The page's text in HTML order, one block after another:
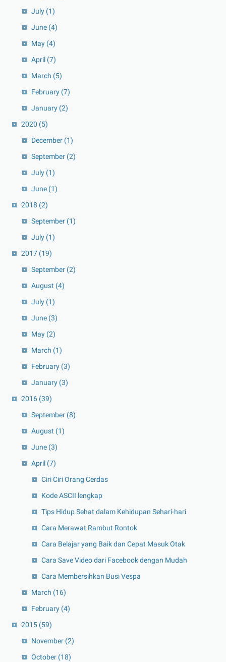
July (1)
June (4)
May (4)
April (7)
March (5)
February (7)
January (2)
2020 (5)
December (1)
September (2)
July (1)
June (1)
2018 (2)
September (1)
July (1)
2017 (19)
September (2)
August (4)
July (1)
June (3)
May (2)
March (1)
February (3)
January (3)
2016 (39)
September (8)
August (1)
June (3)
April (7)
Ciri Ciri Orang Cerdas
Kode ASCII lengkap
Tips Hidup Sehat dalam Kehidupan Sehari-hari
Cara Merawat Rambut Rontok
Cara Belajar yang Baik dan Cepat Masuk Otak
Cara Save Video dari Facebook dengan Mudah
Cara Membersihkan Busi Vespa
March (16)
February (4)
2015 (59)
November (2)
October (18)